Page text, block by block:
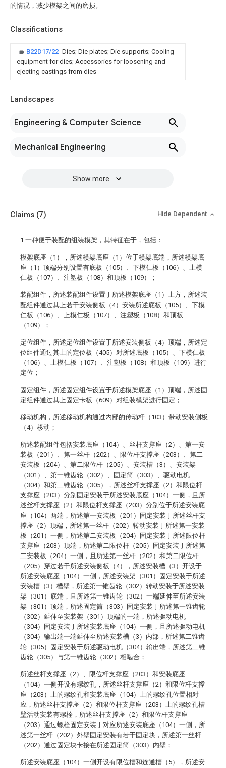
的情况，减少模架之间的磨损。
Classifications
B22D17/22 Dies; Die plates; Die supports; Cooling
equipment for dies; Accessories for loosening and
ejecting castings from dies
Landscapes
Engineering & Computer Science
Mechanical Engineering
Show more
Claims (7) Hide Dependent
1.一种便于装配的组装模架，其特征在于，包括：
模架底座（1），所述模架底座（1）位于模架底端，所述模架底
座（1）顶端分别设置有底板（105）、下模仁板（106）、上模
仁板（107）、注塑板（108）和顶板（109）；
装配组件，所述装配组件设置于所述模架底座（1）上方，所述装
配组件通过其上若干安装侧板（4）安装所述底板（105）、下模
仁板（106）、上模仁板（107）、注塑板（108）和顶板
（109）；
定位组件，所述定位组件设置于所述安装侧板（4）顶端，所述定
位组件通过其上的定位板（405）对所述底板（105）、下模仁板
（106）、上模仁板（107）、注塑板（108）和顶板（109）进行
定位；
固定组件，所述固定组件设置于所述模架底座（1）顶端，所述固
定组件通过其上固定卡板（609）对组装模架进行固定；
移动机构，所述移动机构通过内部的传动杆（103）带动安装侧板
（4）移动；
所述装配组件包括安装底座（104）、丝杆支撑座（2）、第一安
装板（201）、第一丝杆（202）、限位杆支撑座（203）、第二
安装板（204）、第二限位杆（205）、安装槽（3）、安装架
（301）、第一锥齿轮（302）、固定筒（303）、驱动电机
（304）和第二锥齿轮（305），所述丝杆支撑座（2）和限位杆
支撑座（203）分别固定安装于所述安装底座（104）一侧，且所
述丝杆支撑座（2）和限位杆支撑座（203）分别位于所述安装底
座（104）两端，所述第一安装板（201）固定安装于所述丝杆支
撑座（2）顶端，所述第一丝杆（202）转动安装于所述第一安装
板（201）一侧，所述第二安装板（204）固定安装于所述限位杆
支撑座（203）顶端，所述第二限位杆（205）固定安装于所述第
二安装板（204）一侧，且所述第一丝杆（202）和第二限位杆
（205）穿过若干所述安装侧板（4），所述安装槽（3）开设于
所述安装底座（104）一侧，所述安装架（301）固定安装于所述
安装槽（3）槽壁，所述第一锥齿轮（302）转动安装于所述安装
架（301）底端，且所述第一锥齿轮（302）一端延伸至所述安装
架（301）顶端，所述固定筒（303）固定安装于所述第一锥齿轮
（302）延伸至安装架（301）顶端的一端，所述驱动电机
（304）固定安装于所述安装底座（104）一侧，且所述驱动电机
（304）输出端一端延伸至所述安装槽（3）内部，所述第二锥齿
轮（305）固定安装于所述驱动电机（304）输出端，所述第二锥
齿轮（305）与第一锥齿轮（302）相啮合；
所述丝杆支撑座（2）、限位杆支撑座（203）和安装底座
（104）一侧开设有螺纹孔，所述丝杆支撑座（2）和限位杆支撑
座（203）上的螺纹孔和安装底座（104）上的螺纹孔位置相对
应，所述丝杆支撑座（2）和限位杆支撑座（203）上的螺纹孔槽
壁活动安装有螺栓，所述丝杆支撑座（2）和限位杆支撑座
（203）通过螺栓固定安装于对应所述安装底座（104）一侧，所
述第一丝杆（202）外壁固定安装有若干固定块，所述第一丝杆
（202）通过固定块卡接在所述固定筒（303）内壁；
所述安装底座（104）一侧开设有限位槽和连通槽（5），所述安